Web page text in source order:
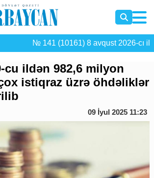
№ 141 (10161) 8 avqust 2026-cı il
cu ildən 982,6 milyon
istiqraz üzrə öhdəliklər
09 İyul 2025 11:23